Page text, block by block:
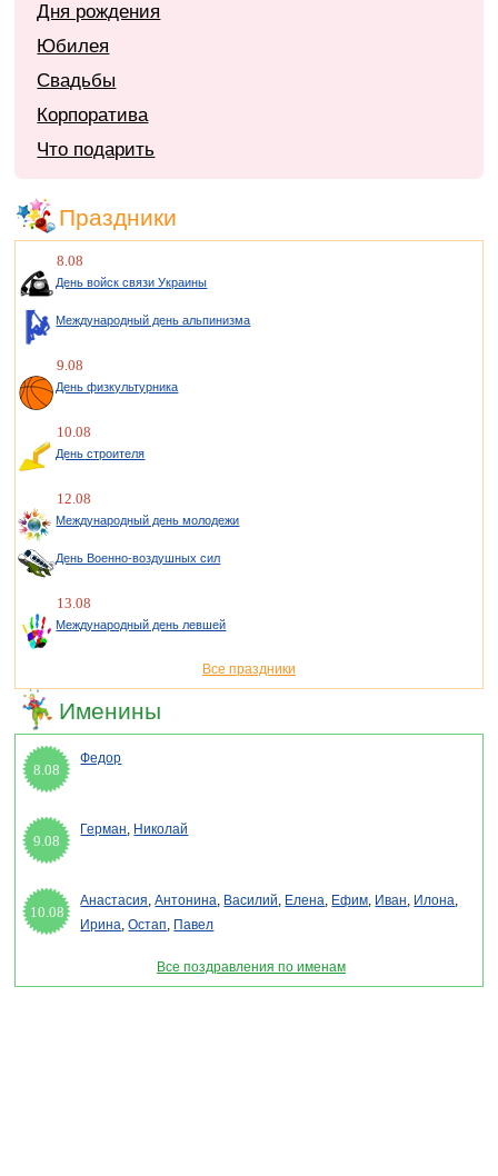
Дня рождения
Юбилея
Свадьбы
Корпоратива
Что подарить
Праздники
8.08
День войск связи Украины
Международный день альпинизма
9.08
День физкультурника
10.08
День строителя
12.08
Международный день молодежи
День Военно-воздушных сил
13.08
Международный день левшей
Все праздники
Именины
8.08
Федор
9.08
Герман, Николай
10.08
Анастасия,Антонина, Василий, Елена, Ефим, Иван, Илона,
Ирина,Остап, Павел
Все поздравления по именам